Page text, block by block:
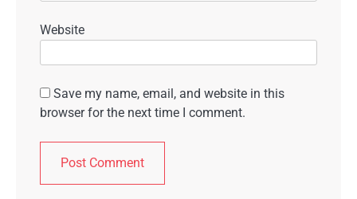
Website
Save my name, email, and website in this
browser for the next time I comment.